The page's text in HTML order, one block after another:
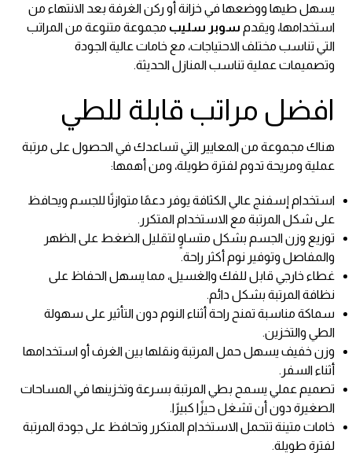
يسهل طيها ووضعها في خزانة أو ركن الغرفة بعد الانتهاء من
استخدامها، ويقدم سوبر سليب مجموعة متنوعة من المراتب
التي تناسب مختلف الاحتياجات، مع خامات عالية الجودة
وتصميمات عملية تناسب المنازل الحديثة.
افضل مراتب قابلة للطي
هناك مجموعة من المعايير التي تساعدك في الحصول على مرتبة
عملية ومريحة تدوم لفترة طويلة، ومن أهمها:
استخدام إسفنج عالي الكثافة يوفر دعمًا متوازنًا للجسم ويحافظ
على شكل المرتبة مع الاستخدام المتكرر.
توزيع وزن الجسم بشكل متساوٍ لتقليل الضغط على الظهر
والمفاصل وتوفير نوم أكثر راحة.
غطاء خارجي قابل للفك والغسيل، مما يسهل الحفاظ على
نظافة المرتبة بشكل دائم.
سماكة مناسبة تمنح راحة أثناء النوم دون التأثير على سهولة
الطي والتخزين.
وزن خفيف يسهل حمل المرتبة ونقلها بين الغرف أو استخدامها
أثناء السفر.
تصميم عملي يسمح بطي المرتبة بسرعة وتخزينها في المساحات
الصغيرة دون أن تشغل حيزًا كبيرًا.
خامات متينة تتحمل الاستخدام المتكرر وتحافظ على جودة المرتبة
لفترة طويلة.